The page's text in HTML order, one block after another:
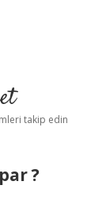
takip edin
?